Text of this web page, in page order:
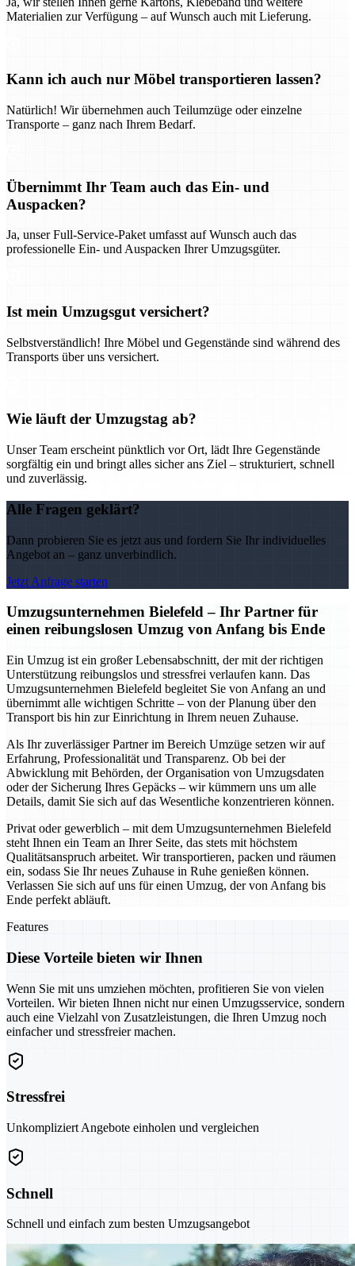
Materialien zur Verfügung – auf Wunsch auch mit Lieferung.
Kann ich auch nur Möbel transportieren lassen?
Natürlich! Wir übernehmen auch Teilumzüge oder einzelne
Transporte – ganz nach Ihrem Bedarf.
Übernimmt Ihr Team auch das Ein- und
Auspacken?
Ja, unser Full-Service-Paket umfasst auf Wunsch auch das
professionelle Ein- und Auspacken Ihrer Umzugsgüter.
Ist mein Umzugsgut versichert?
Selbstverständlich! Ihre Möbel und Gegenstände sind während des
Transports über uns versichert.
Wie läuft der Umzugstag ab?
Unser Team erscheint pünktlich vor Ort, lädt Ihre Gegenstände
sorgfältig ein und bringt alles sicher ans Ziel – strukturiert, schnell
und zuverlässig.
Alle Fragen geklärt?
Dann probieren Sie es jetzt aus und fordern Sie Ihr individuelles
Angebot an – ganz unverbindlich.
Jetzt Anfrage starten
Umzugsunternehmen Bielefeld – Ihr Partner für
einen reibungslosen Umzug von Anfang bis Ende
Ein Umzug ist ein großer Lebensabschnitt, der mit der richtigen
Unterstützung reibungslos und stressfrei verlaufen kann. Das
Umzugsunternehmen Bielefeld begleitet Sie von Anfang an und
übernimmt alle wichtigen Schritte – von der Planung über den
Transport bis hin zur Einrichtung in Ihrem neuen Zuhause.
Als Ihr zuverlässiger Partner im Bereich Umzüge setzen wir auf
Erfahrung, Professionalität und Transparenz. Ob bei der
Abwicklung mit Behörden, der Organisation von Umzugsdaten
oder der Sicherung Ihres Gepäcks – wir kümmern uns um alle
Details, damit Sie sich auf das Wesentliche konzentrieren können.
Privat oder gewerblich – mit dem Umzugsunternehmen Bielefeld
steht Ihnen ein Team an Ihrer Seite, das stets mit höchstem
Qualitätsanspruch arbeitet. Wir transportieren, packen und räumen
ein, sodass Sie Ihr neues Zuhause in Ruhe genießen können.
Verlassen Sie sich auf uns für einen Umzug, der von Anfang bis
Ende perfekt abläuft.
Features
Diese Vorteile bieten wir Ihnen
Wenn Sie mit uns umziehen möchten, profitieren Sie von vielen
Vorteilen. Wir bieten Ihnen nicht nur einen Umzugsservice, sondern
auch eine Vielzahl von Zusatzleistungen, die Ihren Umzug noch
einfacher und stressfreier machen.
Stressfrei
Unkompliziert Angebote einholen und vergleichen
Schnell
Schnell und einfach zum besten Umzugsangebot